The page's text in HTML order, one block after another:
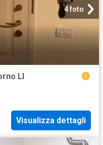
4 foto
LI
Visualizza dettagli